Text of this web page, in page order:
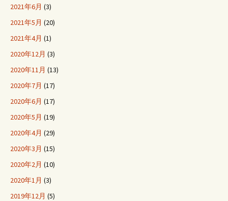
2021年6月 (3)
2021年5月 (20)
2021年4月 (1)
2020年12月 (3)
2020年11月 (13)
2020年7月 (17)
2020年6月 (17)
2020年5月 (19)
2020年4月 (29)
2020年3月 (15)
2020年2月 (10)
2020年1月 (3)
2019年12月 (5)